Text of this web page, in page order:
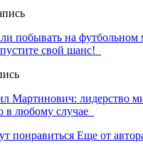
побывать на футбольном
свой шанс!
Мартинович: лидерство
в любому случае
понравиться Еще от